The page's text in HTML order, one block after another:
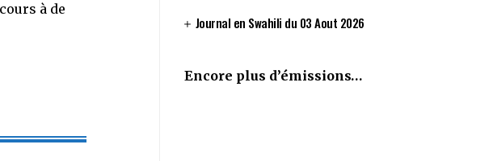
à de
Journal en Swahili du 03 Aout 2026
Encore plus d’émissions…